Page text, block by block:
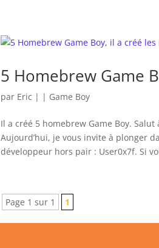
5 Homebrew Game
par Eric | | Game Boy
Il a créé 5 homebrew Game Boy.
Aujourd’hui, je vous invite à plonger
développeur hors pair : User0x7f. Si
Page 1 sur 1 1